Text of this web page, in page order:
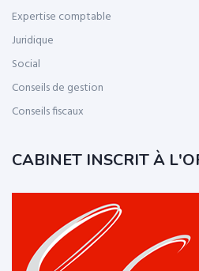
Expertise comptable
Juridique
Social
Conseils de gestion
Conseils fiscaux
CABINET INSCRIT À